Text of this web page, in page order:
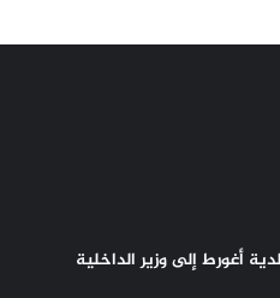
أغورط إلى وزير الداخلية